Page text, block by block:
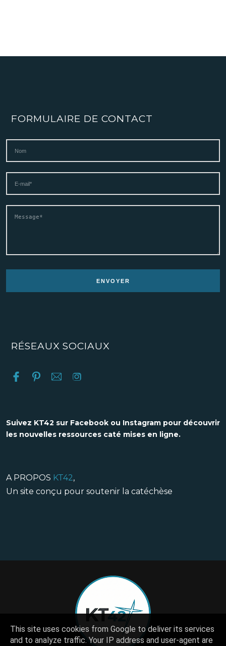
FORMULAIRE DE CONTACT
RÉSEAUX SOCIAUX
Suivez KT42 sur Facebook ou Instagram pour découvrir
les nouvelles ressources caté mises en ligne.
A PROPOS KT42,
Un site conçu pour soutenir la catéchèse
This site uses cookies from Google to deliver its services
and to analyze traffic. Your IP address and user-agent are